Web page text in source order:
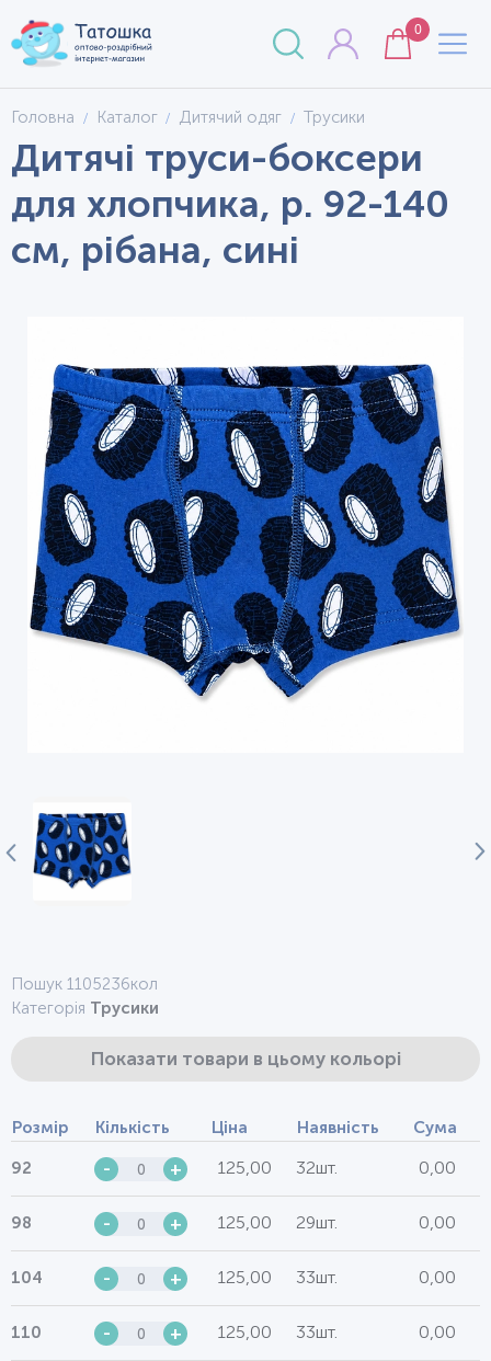
0
Головна Каталог Дитячий одяг Трусики
Дитячі труси-боксери
для хлопчика, р. 92-140
см, рібана, сині
Пошук 1105236кол
Категорія Трусики
Показати товари в цьому кольорі
Розмір Кількість Ціна Наявність Сума
92 - + 125,00 32шт. 0,00
98 - + 125,00 29шт. 0,00
104 - + 125,00 33шт. 0,00
110 - + 125,00 33шт. 0,00